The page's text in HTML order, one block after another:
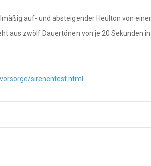
auf- und absteigender Heulton von
aus zwölf Dauertönen von je 20
sirenentest.html .